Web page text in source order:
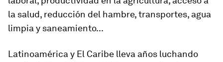
la salud, reducción del hambre, transportes, agua
limpia y saneamiento...
Latinoamérica y El Caribe lleva años luchando